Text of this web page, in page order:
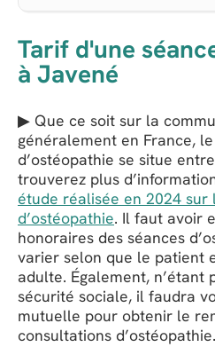
Tarif d'une
à Javené
▶ Que ce soit sur la
généralement en France,
d’ostéopathie se situe
trouverez plus
étude réalisée en 2024 sur
d’ostéopathie. Il faut avoir
honoraires des séances
varier selon que le patient
adulte. Également, n’étant
sécurité sociale, il faudra
mutuelle pour obtenir le
consultations d’ostéopathie.